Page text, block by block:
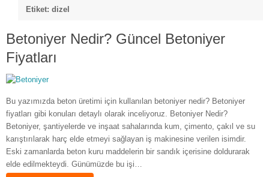
Etiket: dizel
Betoniyer Nedir? Güncel Betoniyer
Fiyatları
Bu yazımızda beton üretimi için kullanılan betoniyer nedir? Betoniyer
fiyatları gibi konuları detaylı olarak inceliyoruz. Betoniyer Nedir?
Betoniyer, şantiyelerde ve inşaat sahalarında kum, çimento, çakıl ve su
karıştırılarak harç elde etmeyi sağlayan iş makinesine verilen isimdir.
Eski zamanlarda beton kuru maddelerin bir sandık içerisine doldurarak
elde edilmekteydi. Günümüzde bu işi…